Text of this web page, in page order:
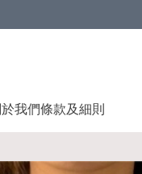
我們條款及細則